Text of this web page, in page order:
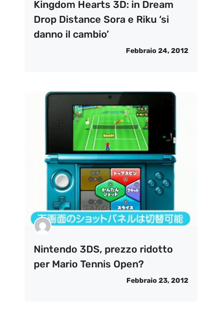
Kingdom Hearts 3D: in Dream
Drop Distance Sora e Riku ‘si
danno il cambio’
Febbraio 24, 2012
Nintendo 3DS, prezzo ridotto
per Mario Tennis Open?
Febbraio 23, 2012